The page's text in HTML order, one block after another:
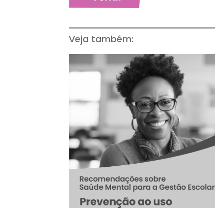
Veja também: